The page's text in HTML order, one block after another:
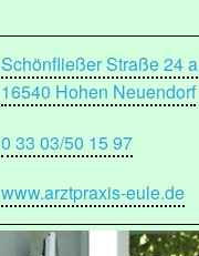
Schönfließer Straße 24 a
16540 Hohen Neuendorf
0 33 03/50 15 97
www.arztpraxis-eule.de